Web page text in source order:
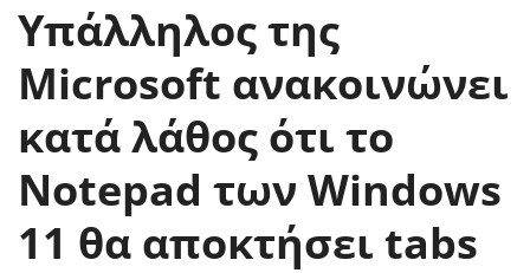
Υπάλληλος της
Microsoft ανακοινώνει
κατά λάθος ότι το
Notepad των Windows
11 θα αποκτήσει tabs